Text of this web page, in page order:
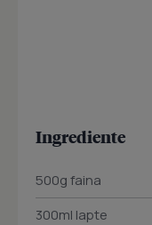
Ingrediente
500g faina
300ml lapte